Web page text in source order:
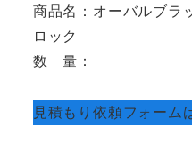
商品名：オーバルブラ
ロック
数　量：
見積もり依頼フォーム